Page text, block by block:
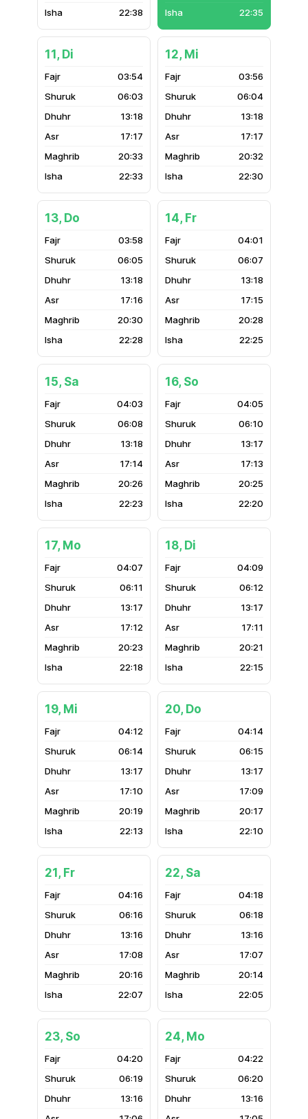
22:38
22:35
11, Di
03:54
06:03
13:18
17:17
20:33
22:33
12, Mi
03:56
06:04
13:18
17:17
20:32
22:30
13, Do
03:58
06:05
13:18
17:16
20:30
22:28
14, Fr
04:01
06:07
13:18
17:15
20:28
22:25
15, Sa
04:03
06:08
13:18
17:14
20:26
22:23
16, So
04:05
06:10
13:17
17:13
20:25
22:20
17, Mo
04:07
06:11
13:17
17:12
20:23
22:18
18, Di
04:09
06:12
13:17
17:11
20:21
22:15
19, Mi
04:12
06:14
13:17
17:10
20:19
22:13
20, Do
04:14
06:15
13:17
17:09
20:17
22:10
21, Fr
04:16
06:16
13:16
17:08
20:16
22:07
22, Sa
04:18
06:18
13:16
17:07
20:14
22:05
23, So
04:20
06:19
13:16
24, Mo
04:22
06:20
13:16